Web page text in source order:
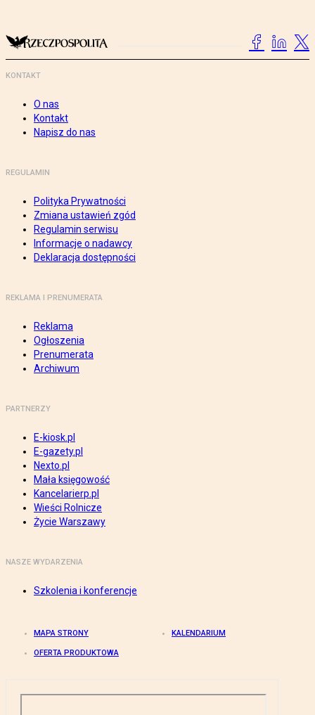
KONTAKT
O nas
Kontakt
Napisz do nas
REGULAMIN
Polityka Prywatności
Zmiana ustawień zgód
Regulamin serwisu
Informacje o nadawcy
Deklaracja dostępności
REKLAMA I PRENUMERATA
Reklama
Ogłoszenia
Prenumerata
Archiwum
PARTNERZY
E-kiosk.pl
E-gazety.pl
Nexto.pl
Mała księgowość
Kancelarierp.pl
Wieści Rolnicze
Życie Warszawy
NASZE WYDARZENIA
Szkolenia i konferencje
MAPA STRONY KALENDARIUM
OFERTA PRODUKTOWA